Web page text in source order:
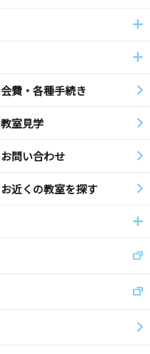
会費・各種手続き
教室見学
お問い合わせ
お近くの教室を探す